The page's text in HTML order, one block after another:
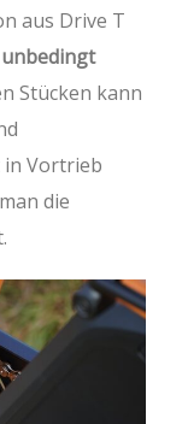
aus Drive T
Stücken kann
Vortrieb
die